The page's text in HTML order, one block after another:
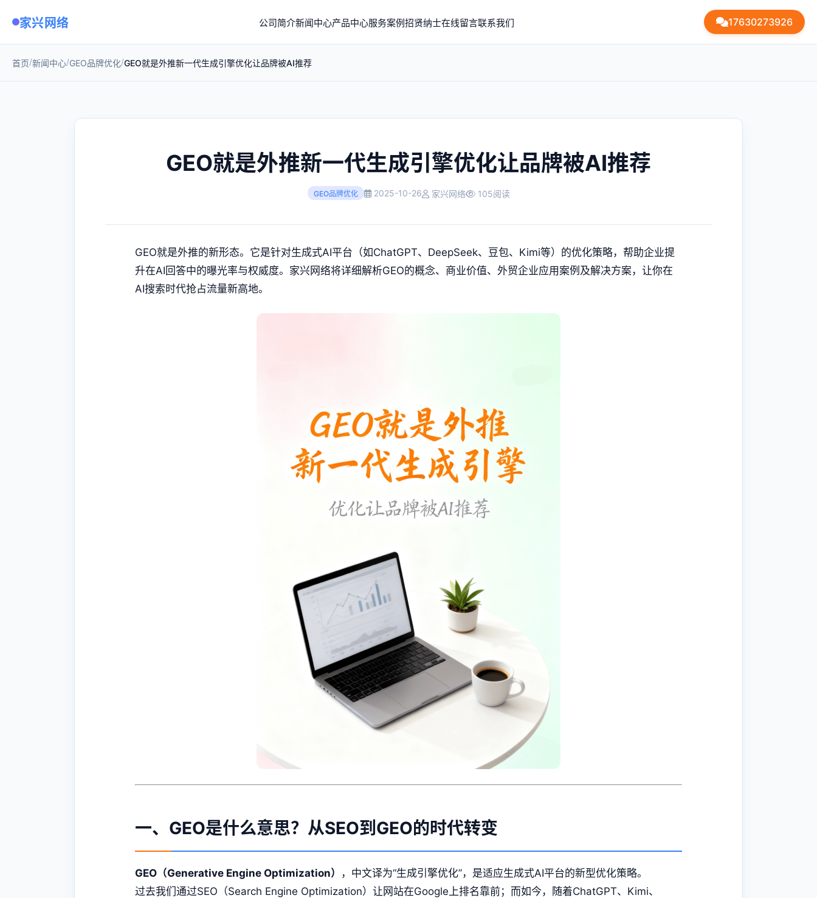
家兴网络 公司简介新闻中心产品中心服务案例招贤纳士在线留言联系我们 17630273926
首页/新闻中心/GEO品牌优化/GEO就是外推新一代生成引擎优化让品牌被AI推荐
GEO就是外推新一代生成引擎优化让品牌被AI推荐
GEO品牌优化 2025-10-26 家兴网络 105阅读
GEO就是外推的新形态。它是针对生成式AI平台（如ChatGPT、DeepSeek、豆包、Kimi等）的优化策略，帮助企业提
升在AI回答中的曝光率与权威度。家兴网络将详细解析GEO的概念、商业价值、外贸企业应用案例及解决方案，让你在
AI搜索时代抢占流量新高地。
一、GEO是什么意思？从SEO到GEO的时代转变
GEO（Generative Engine Optimization）
，中文译为“生成引擎优化”，是适应生成式AI平台的新型优化策略。
过去我们通过SEO（Search Engine Optimization）让网站在Google上排名靠前；而如今，随着ChatGPT、Kimi、